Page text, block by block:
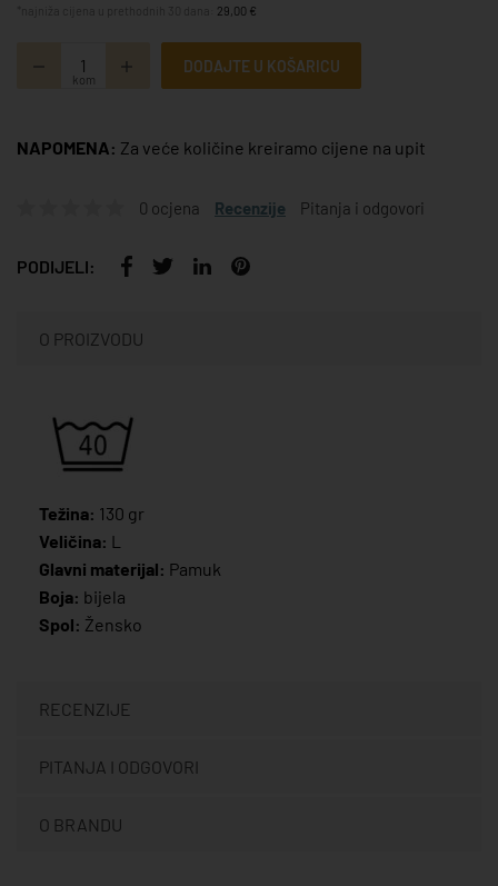
29,00 €
kom
DODAJTE U KOŠARICU
NAPOMENA: Za veće količine kreiramo cijene na upit
0 ocjena Recenzije Pitanja i odgovori
PODIJELI:
O PROIZVODU
Težina: 130 gr
Veličina: L
Glavni materijal: Pamuk
Boja: bijela
Spol: Žensko
RECENZIJE
PITANJA I ODGOVORI
O BRANDU